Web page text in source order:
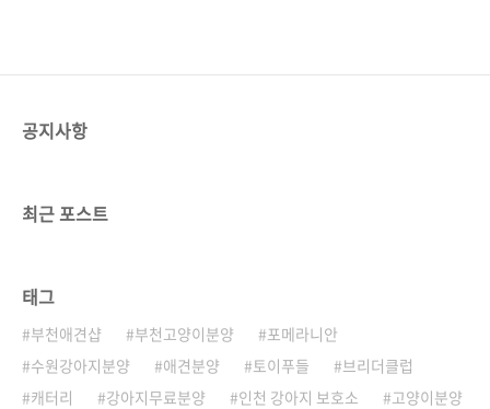
공지사항
최근 포스트
태그
부천애견샵 부천고양이분양
포메라니안
수원강아지분양
애견분양 토이푸들
브리더클럽
캐터리
강아지무료분양 인천 강아지 보호소
고양이분양